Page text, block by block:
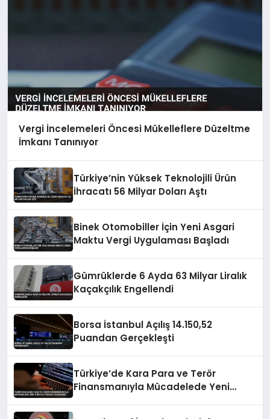
Vergi İncelemeleri Öncesi Mükelleflere Düzeltme
İmkanı Tanınıyor
Türkiye’nin Yüksek Teknolojili Ürün
İhracatı 56 Milyar Doları Aştı
Binek Otomobiller İçin Yeni Asgari
Maktu Vergi Uygulaması Başladı
Gümrüklerde 6 Ayda 63 Milyar Liralık
Kaçakçılık Engellendi
Borsa İstanbul Açılış 14.150,52
Puandan Gerçekleşti
Türkiye’de Kara Para ve Terör
Finansmanıyla Mücadelede Yeni